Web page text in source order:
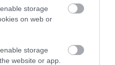
storage
on web or
storage
website or app.